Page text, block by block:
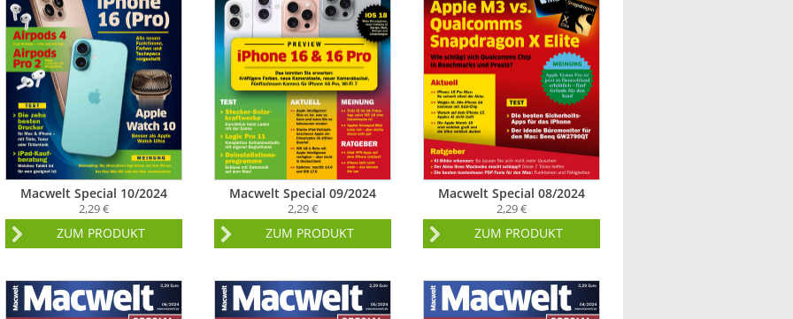
Macwelt Special 10/2024
2,29 €
ZUM PRODUKT
Macwelt Special 09/2024
2,29 €
ZUM PRODUKT
Macwelt Special 08/2024
2,29 €
ZUM PRODUKT